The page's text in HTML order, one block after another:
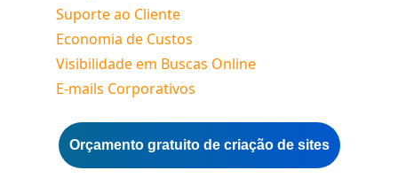
Suporte ao Cliente
Economia de Custos
Visibilidade em Buscas Online
E-mails Corporativos
Orçamento gratuito de criação de sites